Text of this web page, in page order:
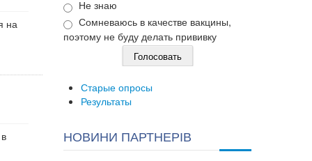
на
Не знаю
Сомневаюсь в качестве вакцины,
поэтому не буду делать прививку
Старые опросы
Результаты
НОВИНИ ПАРТНЕРІВ